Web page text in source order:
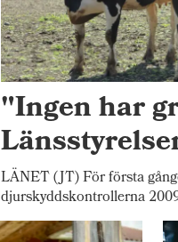
"Ingen har
LÄNET (JT) För första
djurskyddskontrollerna